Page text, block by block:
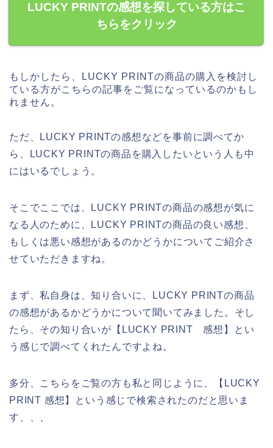
LUCKY PRINTの感想を探している方はこ
ちらをクリック
もしかしたら、LUCKY PRINTの商品の購入を検討し
ている方がこちらの記事をご覧になっているのかもし
れません。
ただ、LUCKY PRINTの感想などを事前に調べてか
ら、LUCKY PRINTの商品を購入したいという人も中
にはいるでしょう。
そこでここでは、LUCKY PRINTの商品の感想が気に
なる人のために、LUCKY PRINTの商品の良い感想、
もしくは悪い感想があるのかどうかについてご紹介さ
せていただきますね。
まず、私自身は、知り合いに、LUCKY PRINTの商品
の感想があるかどうかについて聞いてみました。そし
たら、その知り合いが【LUCKY PRINT 感想】とい
う感じで調べてくれたんですよね。
多分、こちらをご覧の方も私と同じように、【LUCKY
PRINT 感想】という感じで検索されたのだと思いま
す、、、